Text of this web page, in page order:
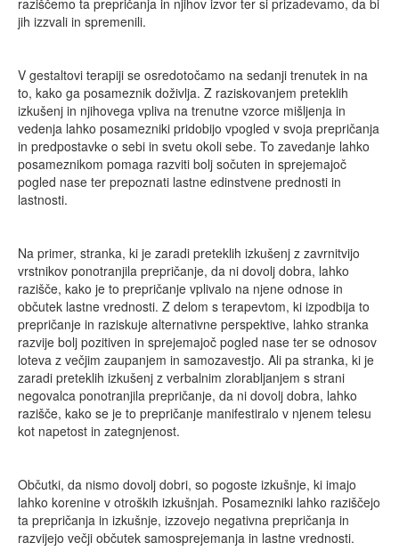
jih izzvali in spremenili.
V gestaltovi terapiji se osredotočamo na sedanji trenutek in na
to, kako ga posameznik doživlja. Z raziskovanjem preteklih
izkušenj in njihovega vpliva na trenutne vzorce mišljenja in
vedenja lahko posamezniki pridobijo vpogled v svoja prepričanja
in predpostavke o sebi in svetu okoli sebe. To zavedanje lahko
posameznikom pomaga razviti bolj sočuten in sprejemajoč
pogled nase ter prepoznati lastne edinstvene prednosti in
lastnosti.
Na primer, stranka, ki je zaradi preteklih izkušenj z zavrnitvijo
vrstnikov ponotranjila prepričanje, da ni dovolj dobra, lahko
razišče, kako je to prepričanje vplivalo na njene odnose in
občutek lastne vrednosti. Z delom s terapevtom, ki izpodbija to
prepričanje in raziskuje alternativne perspektive, lahko stranka
razvije bolj pozitiven in sprejemajoč pogled nase ter se odnosov
loteva z večjim zaupanjem in samozavestjo. Ali pa stranka, ki je
zaradi preteklih izkušenj z verbalnim zlorabljanjem s strani
negovalca ponotranjila prepričanje, da ni dovolj dobra, lahko
razišče, kako se je to prepričanje manifestiralo v njenem telesu
kot napetost in zategnjenost.
Občutki, da nismo dovolj dobri, so pogoste izkušnje, ki imajo
lahko korenine v otroških izkušnjah. Posamezniki lahko raziščejo
ta prepričanja in izkušnje, izzovejo negativna prepričanja in
razvijejo večji občutek samosprejemanja in lastne vrednosti.